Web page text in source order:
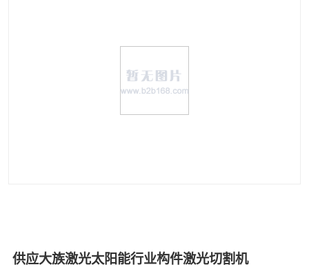
供应大族激光太阳能行业构件激光切割机
大族激光紫外打标机 二氧化碳激光打标机